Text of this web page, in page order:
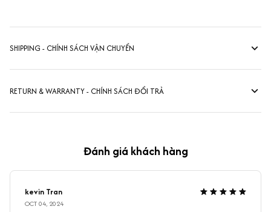
SHIPPING - CHÍNH SÁCH VẬN CHUYỂN
RETURN & WARRANTY - CHÍNH SÁCH ĐỔI TRẢ
Đánh giá khách hàng
kevin Tran
OCT 04, 2024